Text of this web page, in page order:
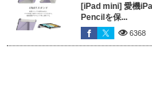
[iPad mini] 愛機
Pencilを保...
6368